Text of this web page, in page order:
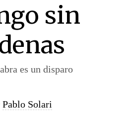
sin
es un disparo
Pablo Solari